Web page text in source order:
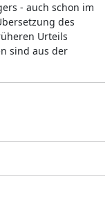
- auch schon im
des
Urteils
sind aus der